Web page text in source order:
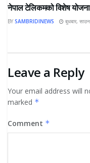
नेपाल टेलिकमको विशेष
BY SAMBRIDINEWS बुधबार,
Leave a Reply
Your email address will
marked *
Comment *